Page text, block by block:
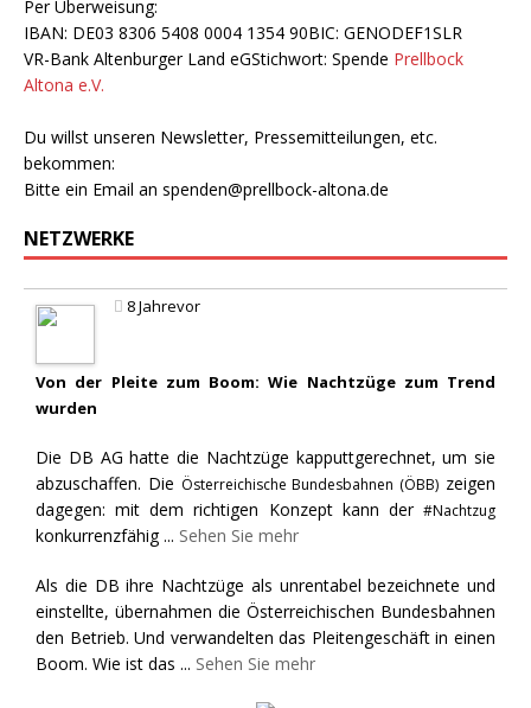
Per Überweisung:
IBAN: DE03 8306 5408 0004 1354 90BIC: GENODEF1SLR
VR-Bank Altenburger Land eGStichwort: Spende Prellbock
Altona e.V.
Du willst unseren Newsletter, Pressemitteilungen, etc.
bekommen:
Bitte ein Email an spenden@prellbock-altona.de
NETZWERKE
8 Jahrevor
Von der Pleite zum Boom: Wie Nachtzüge zum Trend
wurden
Die DB AG hatte die Nachtzüge kapputtgerechnet, um sie
abzuschaffen. Die Österreichische Bundesbahnen (ÖBB) zeigen
dagegen: mit dem richtigen Konzept kann der #Nachtzug
konkurrenzfähig ... Sehen Sie mehr
Als die DB ihre Nachtzüge als unrentabel bezeichnete und
einstellte, übernahmen die Österreichischen Bundesbahnen
den Betrieb. Und verwandelten das Pleitengeschäft in einen
Boom. Wie ist das ... Sehen Sie mehr